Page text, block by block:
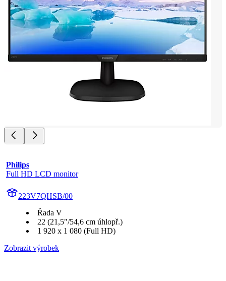
Philips
Full HD LCD monitor
223V7QHSB/00
Řada V
22 (21,5"/54,6 cm úhlopř.)
1 920 x 1 080 (Full HD)
Zobrazit výrobek